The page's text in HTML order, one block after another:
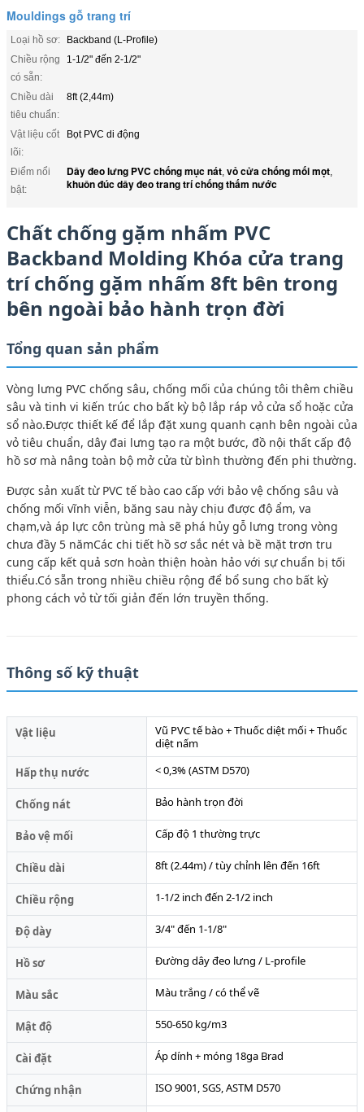
Mouldings gỗ trang trí
Loại hồ sơ:
Backband (L-Profile)
Chiều rộng
có sẵn:
1-1/2" đến 2-1/2"
Chiều dài
tiêu chuẩn:
8ft (2,44m)
Vật liệu cốt
lõi:
Bọt PVC di động
Điểm nổi
bật:
Dây đeo lưng PVC chống mục nát, vỏ cửa chống mối mọt,
khuôn đúc dây đeo trang trí chống thấm nước
Chất chống gặm nhấm PVC
Backband Molding Khóa cửa trang
trí chống gặm nhấm 8ft bên trong
bên ngoài bảo hành trọn đời
Tổng quan sản phẩm
Vòng lưng PVC chống sâu, chống mối của chúng tôi thêm chiều
sâu và tinh vi kiến trúc cho bất kỳ bộ lắp ráp vỏ cửa sổ hoặc cửa
sổ nào.Được thiết kế để lắp đặt xung quanh cạnh bên ngoài của
vỏ tiêu chuẩn, dây đai lưng tạo ra một bước, đồ nội thất cấp độ
hồ sơ mà nâng toàn bộ mở cửa từ bình thường đến phi thường.
Được sản xuất từ PVC tế bào cao cấp với bảo vệ chống sâu và
chống mối vĩnh viễn, băng sau này chịu được độ ẩm, va
chạm,và áp lực côn trùng mà sẽ phá hủy gỗ lưng trong vòng
chưa đầy 5 nămCác chi tiết hồ sơ sắc nét và bề mặt trơn tru
cung cấp kết quả sơn hoàn thiện hoàn hảo với sự chuẩn bị tối
thiểu.Có sẵn trong nhiều chiều rộng để bổ sung cho bất kỳ
phong cách vỏ từ tối giản đến lớn truyền thống.
Thông số kỹ thuật
Vật liệu
Vũ PVC tế bào + Thuốc diệt mối + Thuốc
diệt nấm
Hấp thụ nước
< 0,3% (ASTM D570)
Chống nát Bảo hành trọn đời
Bảo vệ mối Cấp độ 1 thường trực
Chiều dài 8ft (2.44m) / tùy chỉnh lên đến 16ft
Chiều rộng 1-1/2 inch đến 2-1/2 inch
Độ dày 3/4" đến 1-1/8"
Hồ sơ Đường dây đeo lưng / L-profile
Màu sắc Màu trắng / có thể vẽ
Mật độ 550-650 kg/m3
Cài đặt Áp dính + móng 18ga Brad
Chứng nhận ISO 9001, SGS, ASTM D570